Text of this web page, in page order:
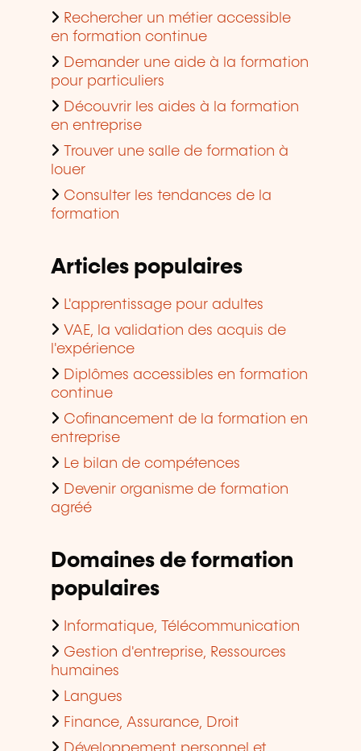
Rechercher un métier accessible
en formation continue
Demander une aide à la formation
pour particuliers
Découvrir les aides à la formation
en entreprise
Trouver une salle de formation à
louer
Consulter les tendances de la
formation
Articles populaires
L'apprentissage pour adultes
VAE, la validation des acquis de
l'expérience
Diplômes accessibles en formation
continue
Cofinancement de la formation en
entreprise
Le bilan de compétences
Devenir organisme de formation
agréé
Domaines de formation
populaires
Informatique, Télécommunication
Gestion d'entreprise, Ressources
humaines
Langues
Finance, Assurance, Droit